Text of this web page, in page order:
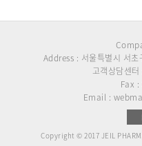
Address : 서울특별시 서
고객상담센
Fax :
Email :
Copyright © 2017 JEIL